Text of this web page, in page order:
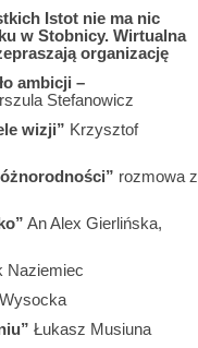
Istot nie ma nic
w Stobnicy. Wirtualna
organizację
ambicji –
Stefanowicz
wizji” Krzysztof
rozmowa z
An Alex Gierlińska,
Naziemiec
Łukasz Musiuna